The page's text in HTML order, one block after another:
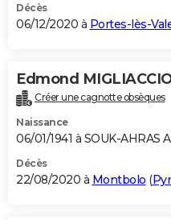
Décès
06/12/2020 à Portes-lès-
Edmond
Créer une cagnotte obsèques
Naissance
06/01/1941 à SOUK-AHRAS
Décès
22/08/2020 à Montbolo (